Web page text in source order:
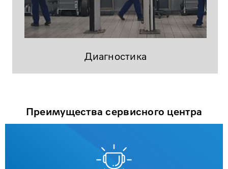
Диагностика
Преимущества сервисного центра